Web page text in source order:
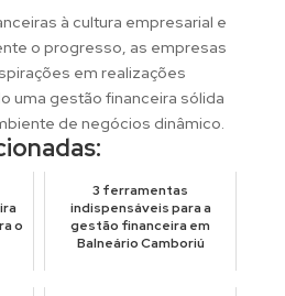
à cultura empresarial e
o progresso, as empresas
em realizações
uma gestão financeira sólida
de negócios dinâmico.
o
3 ferramentas
indispensáveis para a
gestão financeira em
Balneário Camboriú